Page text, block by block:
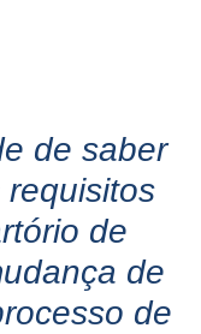
de saber
de
de
de